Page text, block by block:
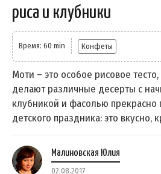
риса и клубники
Время: 60 min Конфеты
Моти – это особое рисовое
делают различные десерты с
клубникой и фасолью прекрасно
детского праздника: это вкусно,
Малиновская Юлия
02.08.2017